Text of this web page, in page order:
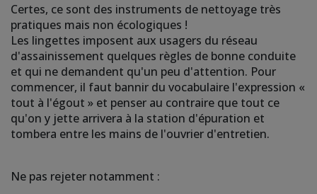
Certes, ce sont des instruments de nettoyage très
pratiques mais non écologiques !
Les lingettes imposent aux usagers du réseau
d'assainissement quelques règles de bonne conduite
et qui ne demandent qu'un peu d'attention. Pour
commencer, il faut bannir du vocabulaire l'expression «
tout à l'égout » et penser au contraire que tout ce
qu'on y jette arrivera à la station d'épuration et
tombera entre les mains de l'ouvrier d'entretien.
Ne pas rejeter notamment :